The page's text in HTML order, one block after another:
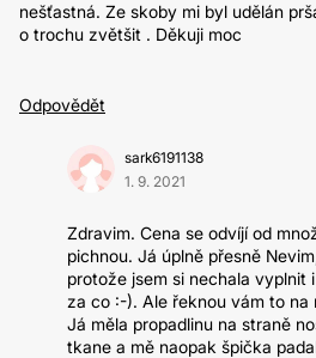
nešťastná. Ze skoby mi byl udělán
o trochu zvětšit . Děkuji moc
Odpovědět
sark6191138
1. 9. 2021
Zdravim. Cena se odvíjí od
pichnou. Já úplně přesně
protože jsem si nechala
za co :-). Ale řeknou vám to na
Já měla propadlinu na straně
tkane a mě naopak špička